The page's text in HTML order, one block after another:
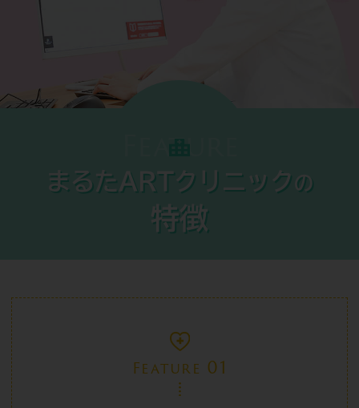
まるたARTクリニック の
特徴
Feature
Feature 01